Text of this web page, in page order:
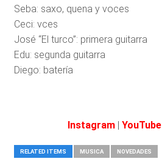
Seba: saxo, quena y voces
Ceci: vces
José “El turco”: primera guitarra
Edu: segunda guitarra
Diego: batería
Instagram |YouTube
RELATED ITEMS MUSICA NOVEDADES